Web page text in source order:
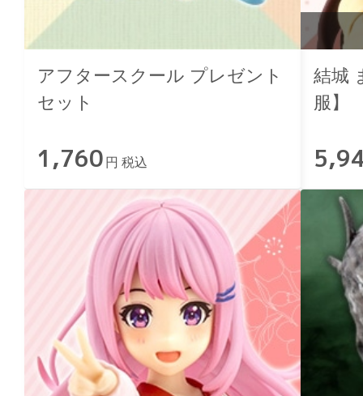
アフタースクール プレゼント
セット
1,760 円 税込
結城
服】